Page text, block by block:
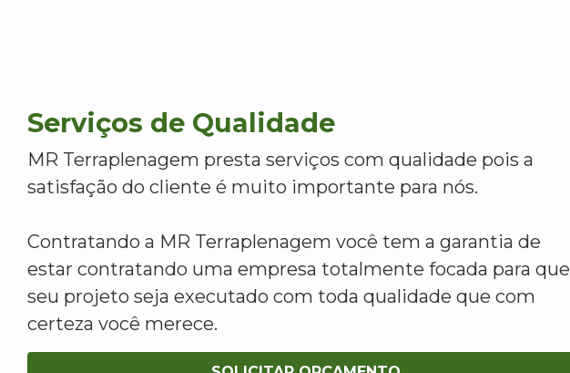
Serviços de Qualidade
MR Terraplenagem presta serviços com qualidade pois a
satisfação do cliente é muito importante para nós.
Contratando a MR Terraplenagem você tem a garantia de
estar contratando uma empresa totalmente focada para que
seu projeto seja executado com toda qualidade que com
certeza você merece.